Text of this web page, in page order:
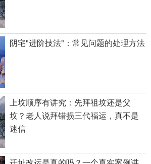
阴宅"进阶技法"：常见问题的处理方法
上坟顺序有讲究：先拜祖坟还是父
坟？老人说拜错损三代福运，真不是
迷信